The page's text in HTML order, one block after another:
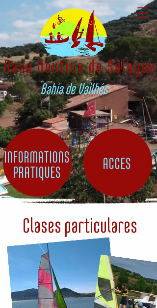
Base Náutica de Salagou
Bahía de Vailhés
INFORMATIONS
PRATIQUES
ACCES
Clases particulares